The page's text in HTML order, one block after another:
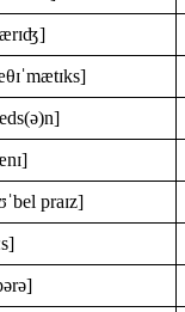
praɪz]